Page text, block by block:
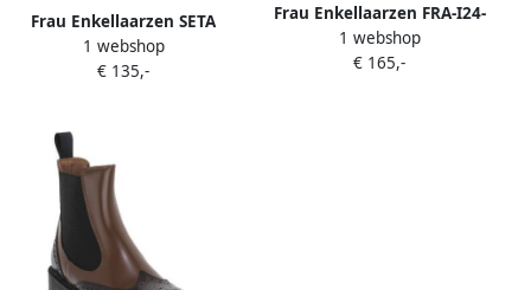
Frau Enkellaarzen SETA
NERO
1 webshop
€ 135,-
Frau Enkellaarzen FRA-I24-
85N6-NE
1 webshop
€ 165,-